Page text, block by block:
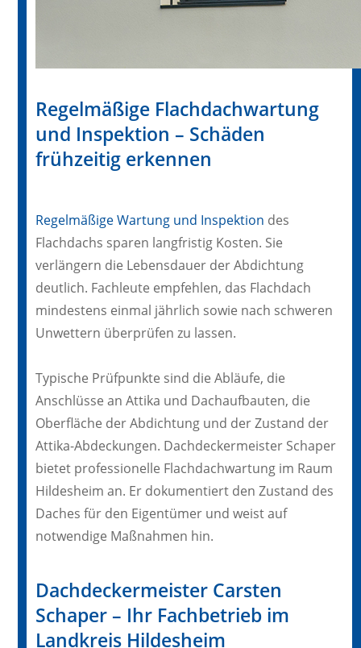
Regelmäßige Flachdachwartung
und Inspektion – Schäden
frühzeitig erkennen
Regelmäßige Wartung und Inspektion des
Flachdachs sparen langfristig Kosten. Sie
verlängern die Lebensdauer der Abdichtung
deutlich. Fachleute empfehlen, das Flachdach
mindestens einmal jährlich sowie nach schweren
Unwettern überprüfen zu lassen.
Typische Prüfpunkte sind die Abläufe, die
Anschlüsse an Attika und Dachaufbauten, die
Oberfläche der Abdichtung und der Zustand der
Attika-Abdeckungen. Dachdeckermeister Schaper
bietet professionelle Flachdachwartung im Raum
Hildesheim an. Er dokumentiert den Zustand des
Daches für den Eigentümer und weist auf
notwendige Maßnahmen hin.
Dachdeckermeister Carsten
Schaper – Ihr Fachbetrieb im
Landkreis Hildesheim